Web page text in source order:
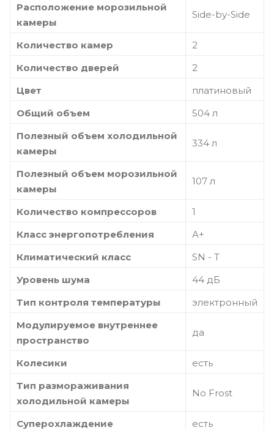
Расположение морозильной
камеры
Side-by-Side
Количество камер
2
Количество дверей
2
Цвет
платиновый
Общий объем
504 л
Полезный объем холодильной
камеры
334 л
Полезный объем морозильной
камеры
107 л
Количество компрессоров
1
Класс энергопотребления
А+
Климатический класс
SN - T
Уровень шума
44 дБ
Тип контроля температуры
электронный
Модулируемое внутреннее
пространство
да
Колесики
есть
Тип размораживания
холодильной камеры
No Frost
Суперохлаждение
есть